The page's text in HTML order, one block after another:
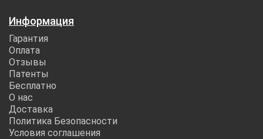
Информация
Гарантия
Оплата
Отзывы
Патенты
Бесплатно
О нас
Доставка
Политика Безопасности
Условия соглашения